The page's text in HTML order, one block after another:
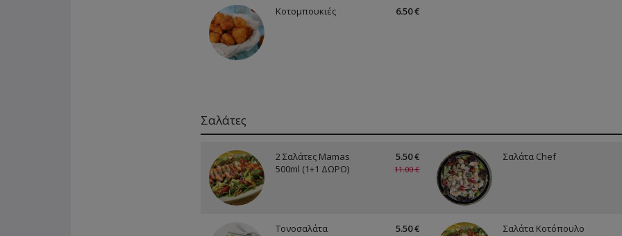
Κοτομπουκιές 6.50 €
Σαλάτες
2 Σαλάτες Mamas
500ml (1+1 ΔΩΡΟ)
5.50 €
11.00 €
Σαλάτα Chef
Τονοσαλάτα 5.50 € Σαλάτα Κοτόπουλο